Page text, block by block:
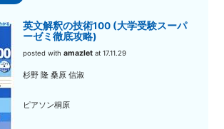
英文解釈の技術100 (大学受験スーパ
ーゼミ徹底攻略)
posted withamazlet at 17.11.29
杉野 隆 桑原 信淑
ピアソン桐原